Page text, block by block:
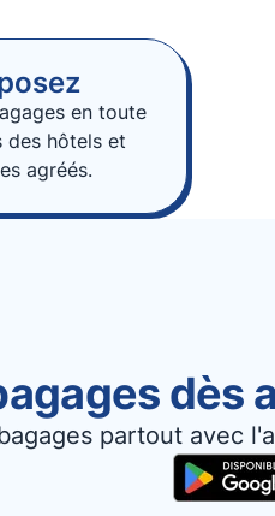
en toute
des hôtels et
agréés.
dès
partout avec